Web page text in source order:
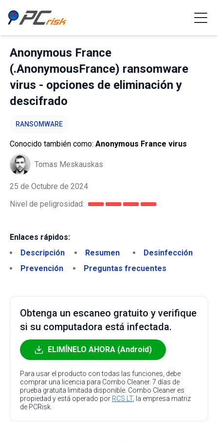
Anonymous France
(.AnonymousFrance) ransomware
virus - opciones de eliminación y
descifrado
RANSOMWARE
Conocido también como: Anonymous France virus
Tomas Meskauskas
25 de Octubre de 2024
Nivel de peligrosidad:
Enlaces rápidos:
Descripción
Resumen
Desinfección
Prevención
Preguntas frecuentes
Obtenga un escaneo gratuito y verifique
si su computadora está infectada.
ELIMÍNELO AHORA (Android)
Para usar el producto con todas las funciones, debe
comprar una licencia para Combo Cleaner. 7 días de
prueba gratuita limitada disponible. Combo Cleaner es
propiedad y está operado por RCS LT, la empresa matriz
de PCRisk.